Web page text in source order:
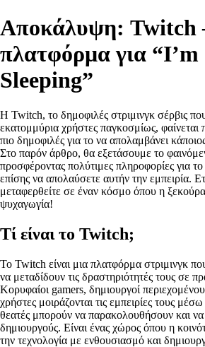
Αποκάλυψη: Twitch
πλατφόρμα για
Sleeping”
Η Twitch, το δημοφιλές στριμινγκ σέρβις
εκατομμύρια χρήστες παγκοσμίως, φαίνεται
πιο δημοφιλές για το να απολαμβάνει
Στο παρόν άρθρο, θα εξετάσουμε το
προσφέροντας πολύτιμες πληροφορίες για
επίσης να απολαύσετε αυτήν την εμπειρία.
μεταφερθείτε σε έναν κόσμο όπου η
ψυχαγωγία!
Τί είναι το Twitch;
To Twitch είναι μια πλατφόρμα στριμινγκ
να μεταδίδουν τις δραστηριότητές τους σε
Κορυφαίοι gamers, δημιουργοί
χρήστες μοιράζονται τις εμπειρίες τους
θεατές μπορούν να παρακολουθήσουν και
δημιουργούς. Είναι ένας χώρος όπου η
την τεχνολογία με ενθουσιασμό και